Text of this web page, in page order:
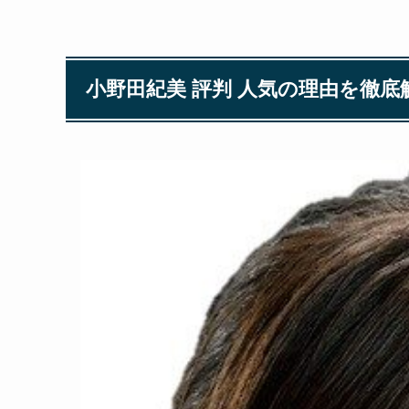
小野田紀美 評判 人気の理由を徹底